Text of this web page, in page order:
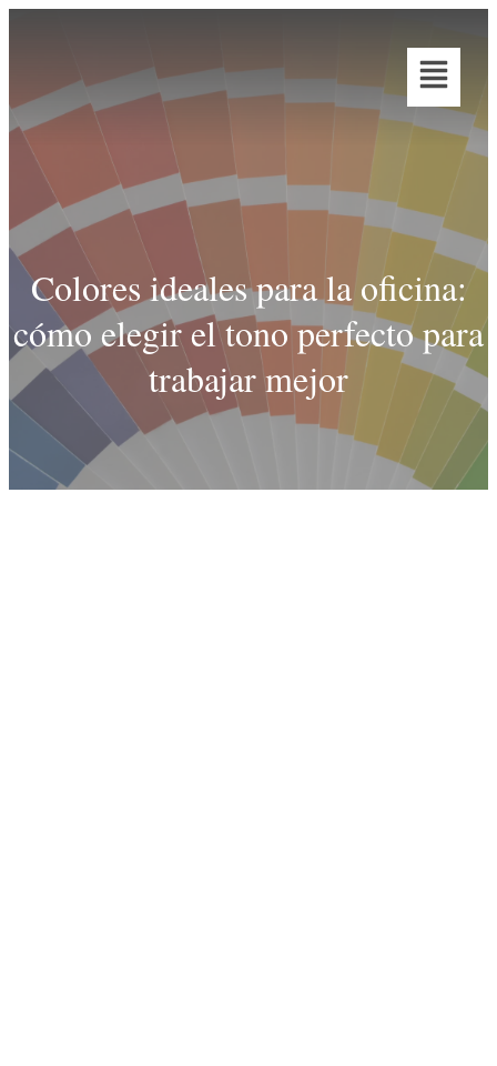
Colores ideales para la oficina:
cómo elegir el tono perfecto para
trabajar mejor